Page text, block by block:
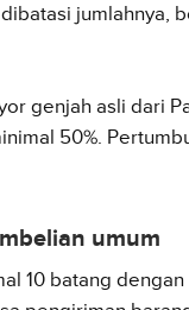
jumlahnya,
genjah asli dari
50%.
umum
10 batang